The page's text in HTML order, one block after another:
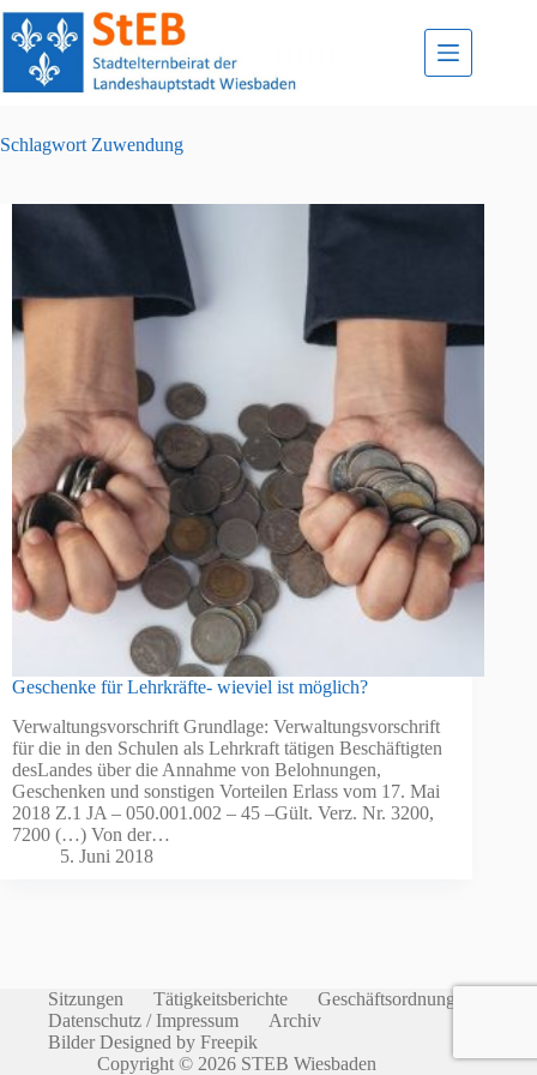
Zum
Inhalt
springen
Schlagwort Zuwendung
Geschenke für Lehrkräfte- wieviel ist möglich?
Verwaltungsvorschrift Grundlage: Verwaltungsvorschrift
für die in den Schulen als Lehrkraft tätigen Beschäftigten
desLandes über die Annahme von Belohnungen,
Geschenken und sonstigen Vorteilen Erlass vom 17. Mai
2018 Z.1 JA – 050.001.002 – 45 –Gült. Verz. Nr. 3200,
7200 (…) Von der…
5. Juni 2018
Sitzungen Tätigkeitsberichte
Geschäftsordnung
Datenschutz / Impressum
Archiv
Bilder Designed by Freepik
Copyright © 2026 STEB Wiesbaden